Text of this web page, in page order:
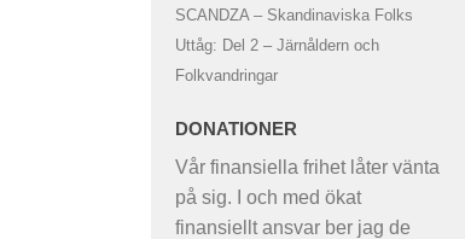
SCANDZA – Skandinaviska Folks
Uttåg: Del 2 – Järnåldern och
Folkvandringar
DONATIONER
Vår finansiella frihet låter vänta
på sig. I och med ökat
finansiellt ansvar ber jag de